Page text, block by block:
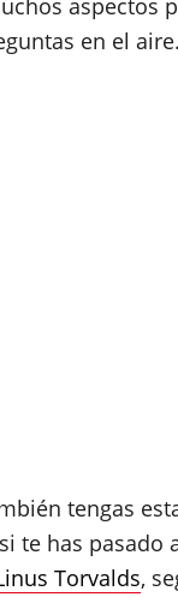
aspectos
en el aire.
tengas
te has pasado
Torvalds,